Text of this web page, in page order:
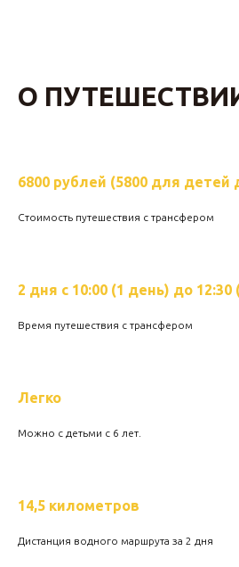
О
6800 рублей (5800 для детей
Стоимость путешествия с трансфером
2 дня с 10:00 (1 день) до 12:30
Время путешествия с трансфером
Легко
Можно с детьми с 6 лет.
14,5 километров
Дистанция водного маршрута за 2 дня